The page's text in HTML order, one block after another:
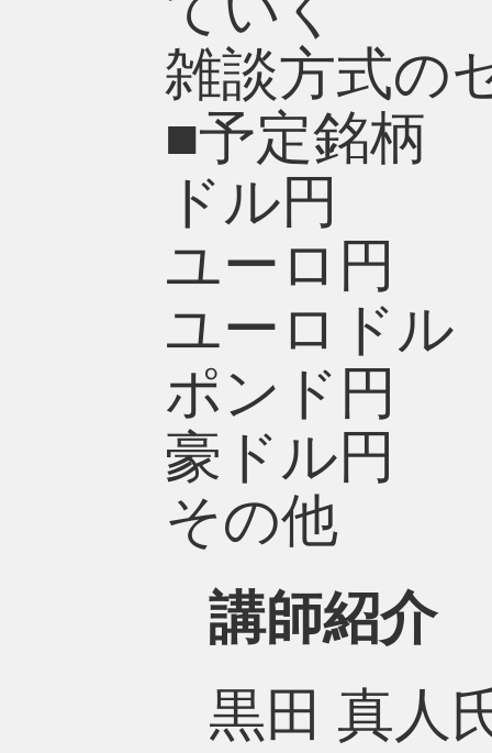
雑談方式の
■予定銘柄
ドル円
ユーロ円
ユーロドル
ポンド円
豪ドル円
その他
講師紹介
黒田 真人